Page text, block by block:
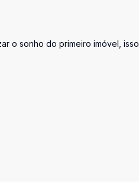
o sonho do primeiro imóvel, isso